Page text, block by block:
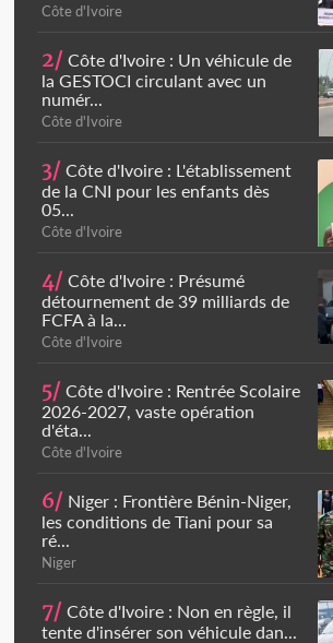
Côte d'Ivoire
2/ Côte d'Ivoire : Un véhicule de
la GESTOCI circulant avec un
numér...
Côte d'Ivoire
3/ Côte d'Ivoire : L'établissement
de la CNI pour les enfants dès
05...
Côte d'Ivoire
4/ Côte d'Ivoire : Présumé
détournement de 39 milliards de
FCFA à la...
Côte d'Ivoire
5/ Côte d'Ivoire : Rentrée Scolaire
2026-2027, vaste opération
d'éta...
Côte d'Ivoire
6/ Niger : Frontière Bénin-Niger,
les conditions de Tiani pour sa
ré...
Niger
7/ Côte d'Ivoire : Non en règle, il
tente d'insérer son véhicule dan...